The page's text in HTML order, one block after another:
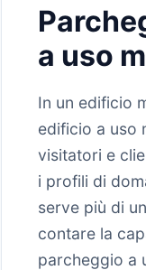
a uso
In un edificio
edificio a uso
visitatori e
i profili di
serve più di
contare la
parcheggio a